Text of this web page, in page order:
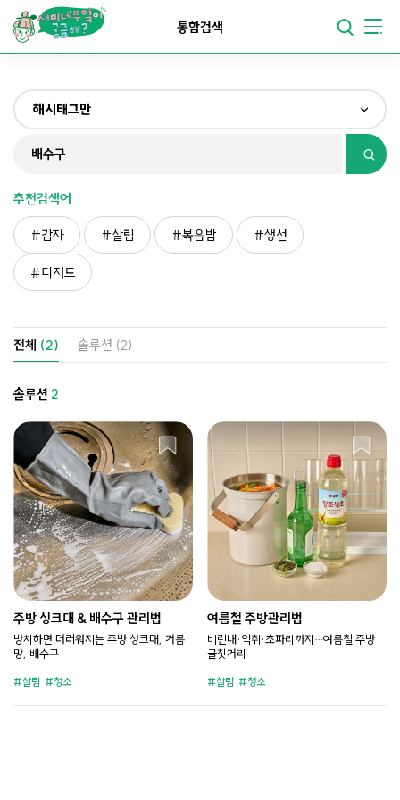
맛있어지는부엌
요리가쉬워지는부엌
통합검색
해시태그만
전체
재료만
해시태그만
추천검색어
감자 살림 볶음밥 생선
디저트
전체 (2) 솔루션 (2)
솔루션 2
주방 싱크대 & 배수구 관리법
방치하면 더러워지는 주방 싱크대, 거름
망, 배수구
살림 청소
여름철 주방관리법
비린내·악취·초파리까지…여름철 주방
골칫거리
살림 청소